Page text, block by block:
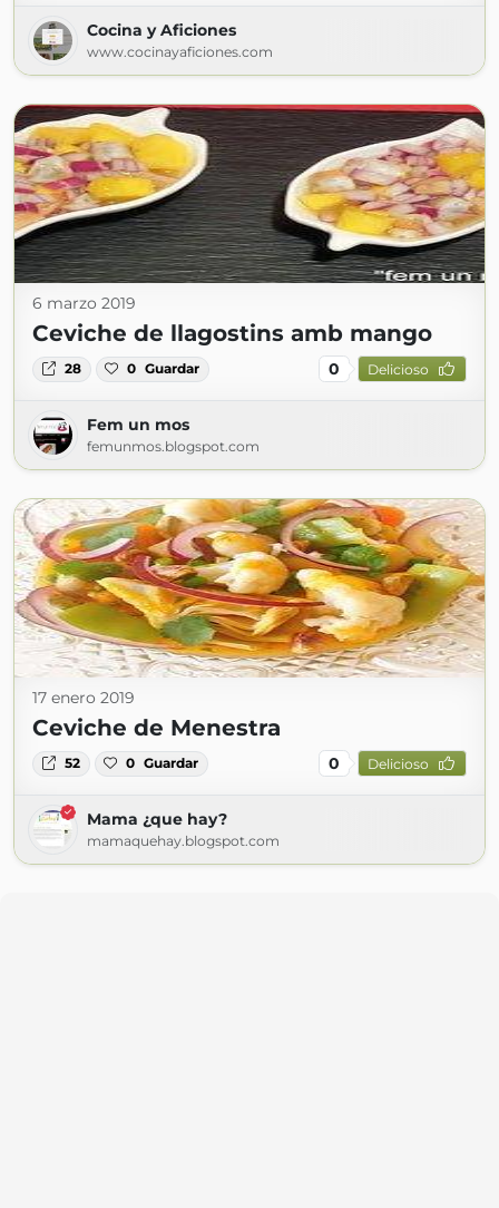
Cocina y Aficiones
www.cocinayaficiones.com
6 marzo 2019
Ceviche de llagostins amb mango
28 0 Guardar 0 Delicioso
Fem un mos
femunmos.blogspot.com
17 enero 2019
Ceviche de Menestra
52 0 Guardar 0 Delicioso
Mama ¿que hay?
mamaquehay.blogspot.com